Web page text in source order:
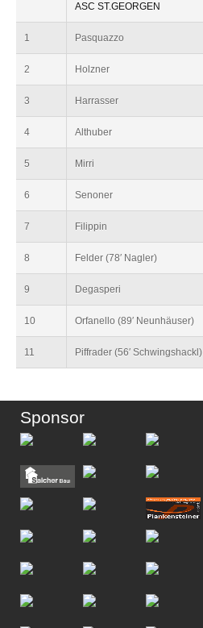
ASC ST.GEORGEN
1 Pasquazzo
2 Holzner
3 Harrasser
4 Althuber
5 Mirri
6 Senoner
7 Filippin
8 Felder (78′ Nagler)
9 Degasperi
10 Orfanello (89′ Neunhäuser)
11 Piffrader (56′ Schwingshackl)
Sponsor